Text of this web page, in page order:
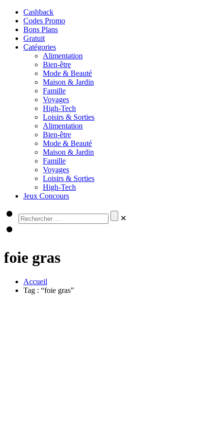
Cashback
Codes Promo
Bons Plans
Gratuit
Catégories
Alimentation
Bien-être
Mode & Beauté
Maison & Jardin
Famille
Voyages
High-Tech
Loisirs & Sorties
Alimentation
Bien-être
Mode & Beauté
Maison & Jardin
Famille
Voyages
Loisirs & Sorties
High-Tech
Jeux Concours
✕
foie gras
Accueil
Tag : “foie gras”